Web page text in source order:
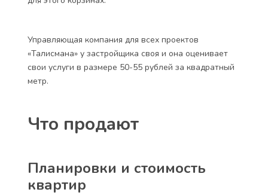
Управляющая компания для всех проектов
«Талисмана» у застройщика своя и она оценивает
свои услуги в размере 50-55 рублей за квадратный
метр.
Что продают
Планировки и стоимость
квартир